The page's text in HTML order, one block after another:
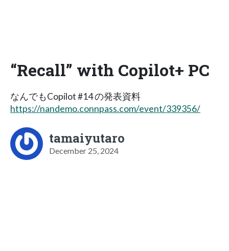
“Recall” with Copilot+ PC
なんでもCopilot #14 の発表資料
https://nandemo.connpass.com/event/339356/
tamaiyutaro
December 25, 2024